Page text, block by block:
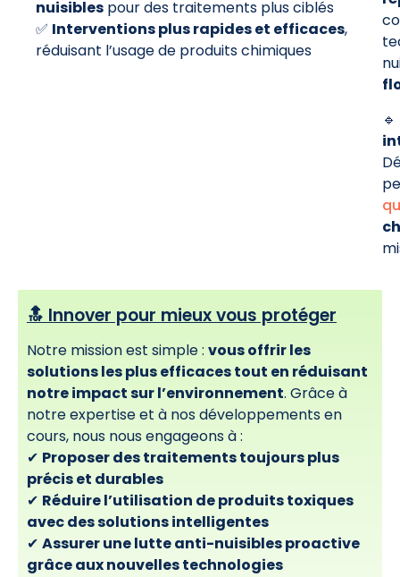
nuisibles pour des traitements plus ciblés
✅ Interventions plus rapides et efficaces,
réduisant l’usage de produits chimiques
🔹
🔝 Innover pour mieux vous protéger
Notre mission est simple : vous offrir les
solutions les plus efficaces tout en réduisant
notre impact sur l’environnement. Grâce à
notre expertise et à nos développements en
cours, nous nous engageons à :
✔ Proposer des traitements toujours plus
précis et durables
✔ Réduire l’utilisation de produits toxiques
avec des solutions intelligentes
✔ Assurer une lutte anti-nuisibles proactive
grâce aux nouvelles technologies